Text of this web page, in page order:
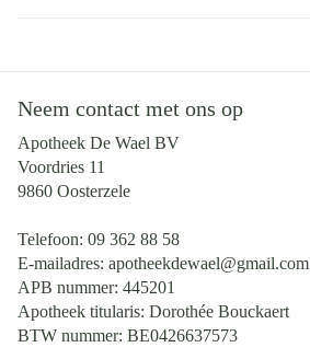
Neem contact met ons op
Apotheek De Wael BV
Voordries 11
9860 Oosterzele
Telefoon: 09 362 88 58
E-mailadres: apotheekdewael@gmail.com
APB nummer: 445201
Apotheek titularis: Dorothée Bouckaert
BTW nummer: BE0426637573